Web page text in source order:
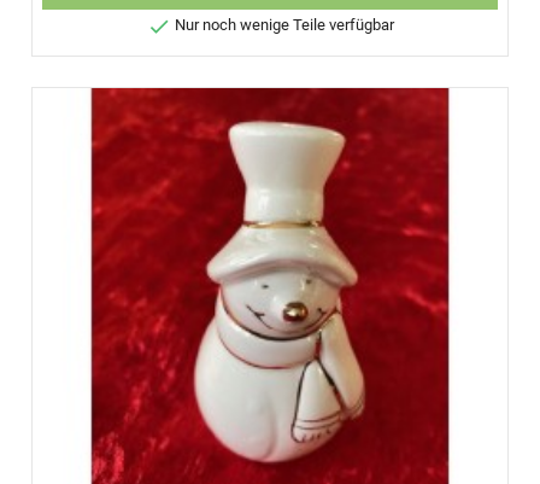
 Nur noch wenige Teile verfügbar